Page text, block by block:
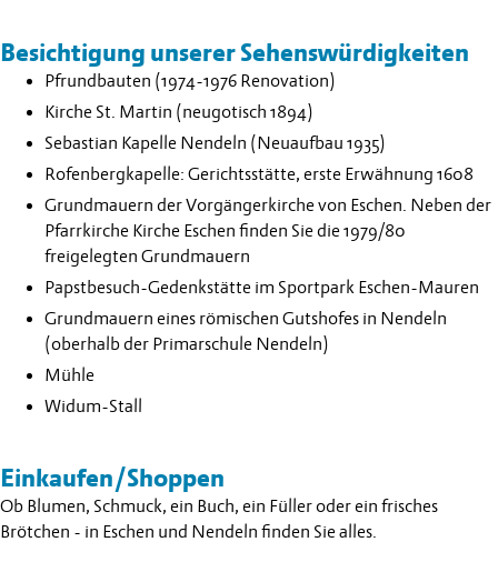
Besichtigung unserer Sehenswürdigkeiten
Pfrundbauten (1974-1976 Renovation)
Kirche St. Martin (neugotisch 1894)
Sebastian Kapelle Nendeln (Neuaufbau 1935)
Rofenbergkapelle: Gerichtsstätte, erste Erwähnung 1608
Grundmauern der Vorgängerkirche von Eschen. Neben der
Pfarrkirche Kirche Eschen finden Sie die 1979/80
freigelegten Grundmauern
Papstbesuch-Gedenkstätte im Sportpark Eschen-Mauren
Grundmauern eines römischen Gutshofes in Nendeln
(oberhalb der Primarschule Nendeln)
Mühle
Widum-Stall
Einkaufen/Shoppen
Ob Blumen, Schmuck, ein Buch, ein Füller oder ein frisches
Brötchen - in Eschen und Nendeln finden Sie alles.